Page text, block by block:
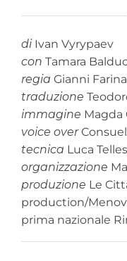
diIvan Vyrypaev
con Tamara
regia Gianni Farina
traduzione
immagine Magda
voice over
tecnica Luca
organizzazione
produzione Le
production/
prima nazionale